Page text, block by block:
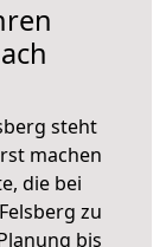
steht
machen
die bei
zu
bis